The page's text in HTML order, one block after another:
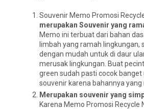
Souvenir Memo Promosi
merupakan Souvenir yang
Memo ini terbuat dari bahan
limbah yang ramah lingkungan,
dengan mudah untuk di daur
merusak lingkungan. Buat
green sudah pasti cocok banget
souvenir karena bahannya yang
Merupakan souvenir yang
Karena Memo Promosi Recycle